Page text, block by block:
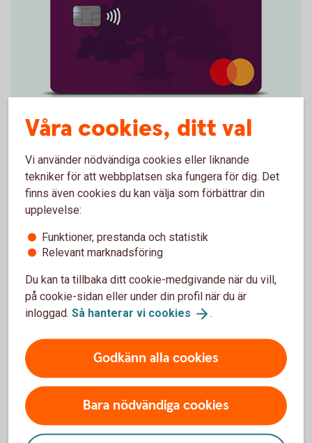
Betalkort Företag
Betala resan med Betalkort Företag
Behöver jag ytterligare försäkring?
När du är ute och reser är det viktigt med ett ordentligt
försäkringsskydd i form av exempelvis en reseförsäkring.
teckna en separat reseförsäkring.
Kontakta Trygg-Hansa
Frågor om försäkringen och vid anmälan av skada klicka på
Våra cookies, ditt val
Vi använder nödvändiga cookies eller liknande
tekniker för att webbplatsen ska fungera för dig. Det
finns även cookies du kan välja som förbättrar din
upplevelse:
Funktioner, prestanda och statistik
Relevant marknadsföring
Du kan ta tillbaka ditt cookie-medgivande när du vill,
på cookie-sidan eller under din profil när du är
inloggad. Så hanterar vi cookies .
Godkänn alla cookies
Bara nödvändiga cookies